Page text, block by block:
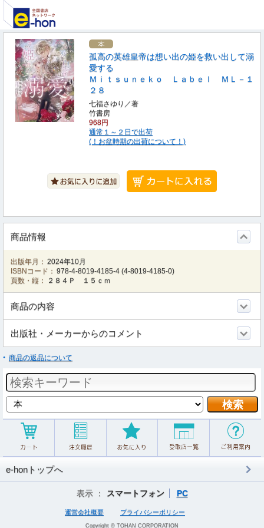
孤高の英雄皇帝は想い出の姫を救い出して溺
愛する
Ｍｉｔｓｕｎｅｋｏ Ｌａｂｅｌ ＭＬ－１
２８
七福さゆり／著
竹書房
968円
通常１～２日で出荷
(！お盆時期の出荷について！)
商品情報
出版年月： 2024年10月
ISBNコード： 978-4-8019-4185-4 (4-8019-4185-0)
頁数・縦：
２８４Ｐ １５ｃｍ
商品の内容
出版社・メーカーからのコメント
商品の返品について
e-honトップへ
表示 ： スマートフォン PC
運営会社概要 プライバシーポリシー
Copyright © TOHAN CORPORATION